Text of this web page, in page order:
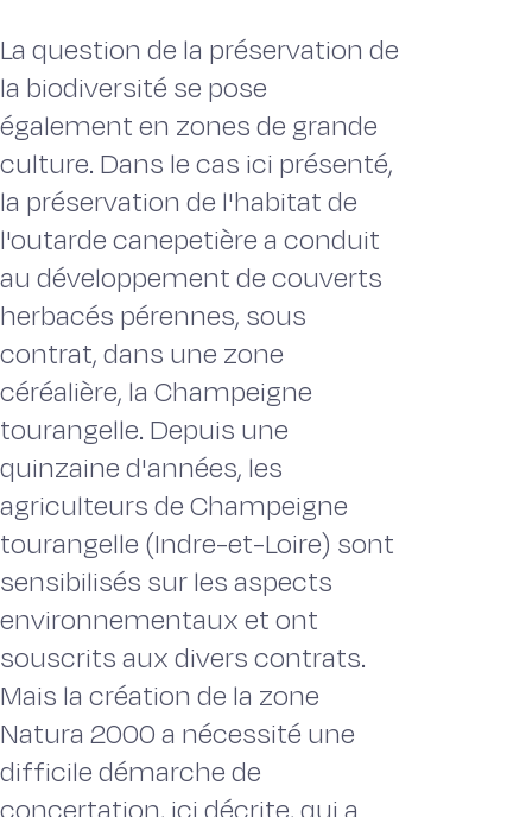
La question de la préservation de
la biodiversité se pose
également en zones de grande
culture. Dans le cas ici présenté,
la préservation de l'habitat de
l'outarde canepetière a conduit
au développement de couverts
herbacés pérennes, sous
contrat, dans une zone
céréalière, la Champeigne
tourangelle. Depuis une
quinzaine d'années, les
agriculteurs de Champeigne
tourangelle (Indre-et-Loire) sont
sensibilisés sur les aspects
environnementaux et ont
souscrits aux divers contrats.
Mais la création de la zone
Natura 2000 a nécessité une
difficile démarche de